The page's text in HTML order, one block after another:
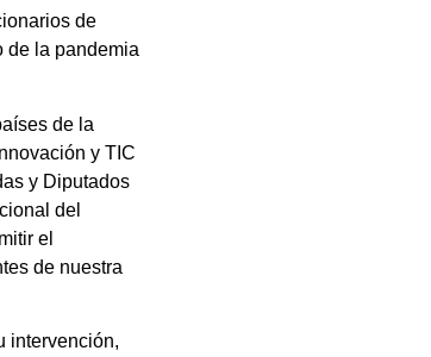
de
de la pandemia
de la
y TIC
y Diputados
del
el
de nuestra
intervención,